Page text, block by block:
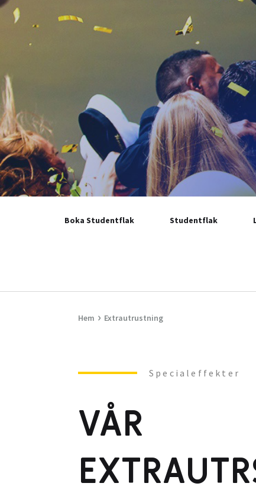
Boka Studentflak Studentflak
Hem › Extrautrustning
Specialeffekter
VÅR